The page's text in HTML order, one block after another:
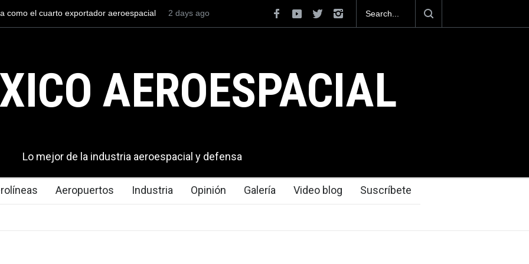
mexicana construirá 32 BUQUES para la
La mayor lección tecnológica que dejó el Mundial 2026 ocurrió
2 days ago
AEROESPACIAL
Lo mejor de la industria aeroespacial y defensa
Aeropuertos Industria Opinión Galería Video blog Suscríbete